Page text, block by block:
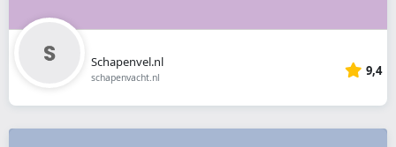
Schapenvel.nl
schapenvacht.nl 9,4